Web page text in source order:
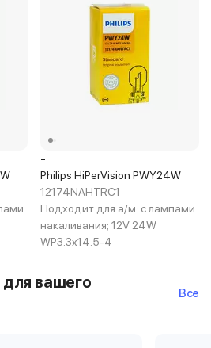
-
Philips HiPerVision PWY24W
12174NAHTRC1
Подходит для а/м: с лампами
накаливания; 12V 24W
WP3.3x14.5-4
вашего
Все